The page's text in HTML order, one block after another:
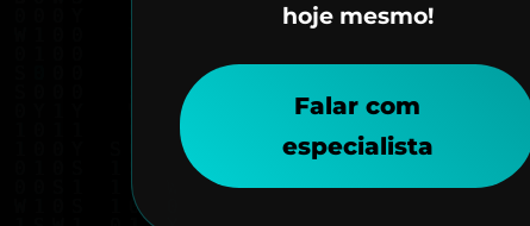
hoje mesmo!
Falar com
especialista